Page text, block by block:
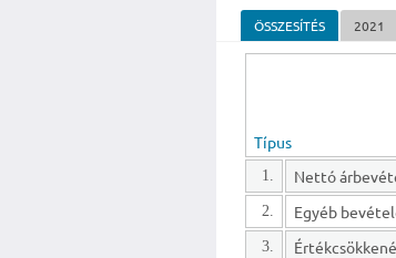
ÖSSZESÍTÉS 2021
Típus
1. Nettó
2. Egyéb
3.